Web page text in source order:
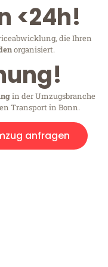
<24h!
die Ihren
organisiert.
in der Umzugsbranche
Transport in Bonn.
anfragen